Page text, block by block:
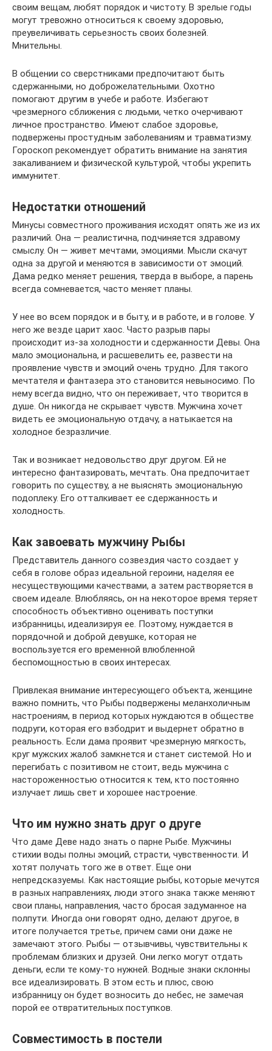
своим вещам, любят порядок и чистоту. В зрелые годы
могут тревожно относиться к своему здоровью,
преувеличивать серьезность своих болезней.
Мнительны.
В общении со сверстниками предпочитают быть
сдержанными, но доброжелательными. Охотно
помогают другим в учебе и работе. Избегают
чрезмерного сближения с людьми, четко очерчивают
личное пространство. Имеют слабое здоровье,
подвержены простудным заболеваниям и травматизму.
Гороскоп рекомендует обратить внимание на занятия
закаливанием и физической культурой, чтобы укрепить
иммунитет.
Недостатки отношений
Минусы совместного проживания исходят опять же из их
различий. Она — реалистична, подчиняется здравому
смыслу. Он — живет мечтами, эмоциями. Мысли скачут
одна за другой и меняются в зависимости от эмоций.
Дама редко меняет решения, тверда в выборе, а парень
всегда сомневается, часто меняет планы.
У нее во всем порядок и в быту, и в работе, и в голове. У
него же везде царит хаос. Часто разрыв пары
происходит из-за холодности и сдержанности Девы. Она
мало эмоциональна, и расшевелить ее, развести на
проявление чувств и эмоций очень трудно. Для такого
мечтателя и фантазера это становится невыносимо. По
нему всегда видно, что он переживает, что творится в
душе. Он никогда не скрывает чувств. Мужчина хочет
видеть ее эмоциональную отдачу, а натыкается на
холодное безразличие.
Так и возникает недовольство друг другом. Ей не
интересно фантазировать, мечтать. Она предпочитает
говорить по существу, а не выяснять эмоциональную
подоплеку. Его отталкивает ее сдержанность и
холодность.
Как завоевать мужчину Рыбы
Представитель данного созвездия часто создает у
себя в голове образ идеальной героини, наделяя ее
несуществующими качествами, а затем растворяется в
своем идеале. Влюбляясь, он на некоторое время теряет
способность объективно оценивать поступки
избранницы, идеализируя ее. Поэтому, нуждается в
порядочной и доброй девушке, которая не
воспользуется его временной влюбленной
беспомощностью в своих интересах.
Привлекая внимание интересующего объекта, женщине
важно помнить, что Рыбы подвержены меланхоличным
настроениям, в период которых нуждаются в обществе
подруги, которая его взбодрит и выдернет обратно в
реальность. Если дама проявит чрезмерную мягкость,
круг мужских жалоб замкнется и станет системой. Но и
перегибать с позитивом не стоит, ведь мужчина с
настороженностью относится к тем, кто постоянно
излучает лишь свет и хорошее настроение.
Что им нужно знать друг о друге
Что даме Деве надо знать о парне Рыбе. Мужчины
стихии воды полны эмоций, страсти, чувственности. И
хотят получать того же в ответ. Еще они
непредсказуемы. Как настоящие рыбы, которые мечутся
в разных направлениях, люди этого знака также меняют
свои планы, направления, часто бросая задуманное на
полпути. Иногда они говорят одно, делают другое, в
итоге получается третье, причем сами они даже не
замечают этого. Рыбы — отзывчивы, чувствительны к
проблемам близких и друзей. Они легко могут отдать
деньги, если те кому-то нужней. Водные знаки склонны
все идеализировать. В этом есть и плюс, свою
избранницу он будет возносить до небес, не замечая
порой ее отвратительных поступков.
Совместимость в постели